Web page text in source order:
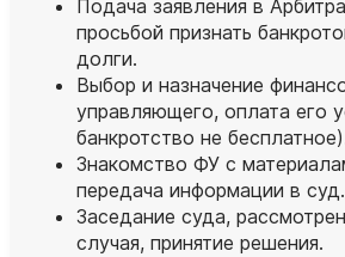
Подача заявления в
просьбой признать
долги.
Выбор и назначение
управляющего, оплата его
банкротство не
Знакомство ФУ с
передача информации в суд.
Заседание суда,
случая, принятие решения.